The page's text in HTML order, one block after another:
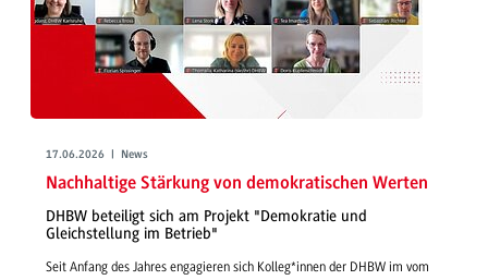
17.06.2026 | News
Nachhaltige Stärkung von demokratischen Werten
DHBW beteiligt sich am Projekt "Demokratie und
Gleichstellung im Betrieb"
Seit Anfang des Jahres engagieren sich Kolleg*innen der DHBW im vom